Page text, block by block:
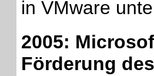
in VMware
2005:
Förderung